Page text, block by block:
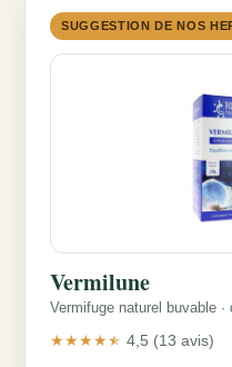
SUGGESTION DE NOS
Vermilune
Vermifuge naturel buvable
★★★★★ 4,5 (13 avis)